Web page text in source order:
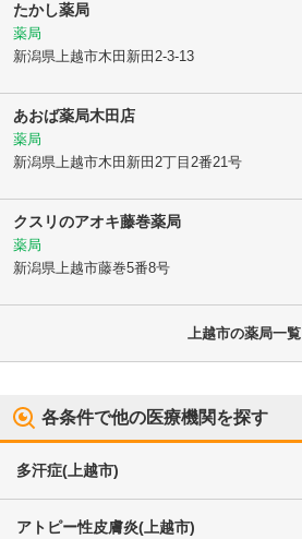
たかし薬局
薬局
新潟県上越市木田新田2-3-13
あおば薬局木田店
薬局
新潟県上越市木田新田2丁目2番21号
クスリのアオキ藤巻薬局
薬局
新潟県上越市藤巻5番8号
上越市の薬局一覧
各条件で他の医療機関を探す
多汗症(上越市)
アトピー性皮膚炎(上越市)